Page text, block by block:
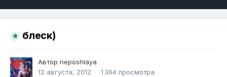
блеск)
Автор neposhlaya
12 августа, 2012
1 364 просмотра